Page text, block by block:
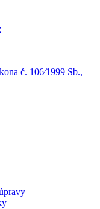
č. 106⁄1999 Sb.,